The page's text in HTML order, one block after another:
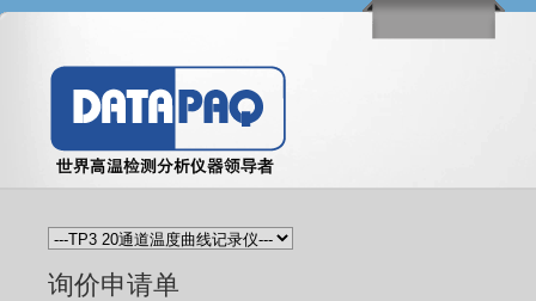
询价申请单